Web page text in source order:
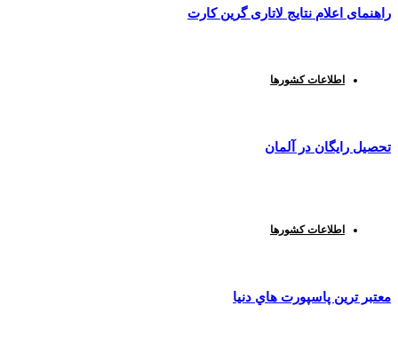
راهنمای اعلام نتایج لاتاری گرین کارت
اطلاعات کشورها
تحصیل رایگان در آلمان
اطلاعات کشورها
معتبر ترين پاسپورت هاي دنيا